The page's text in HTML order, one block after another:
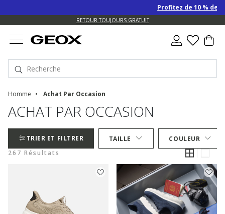
Profitez de 10 % de remise
RETOUR TOUJOURS GRATUIT
Homme Achat Par Occasion
ACHAT PAR OCCASION
TRIER ET FILTRER TAILLE
COULEUR
267 Résultats